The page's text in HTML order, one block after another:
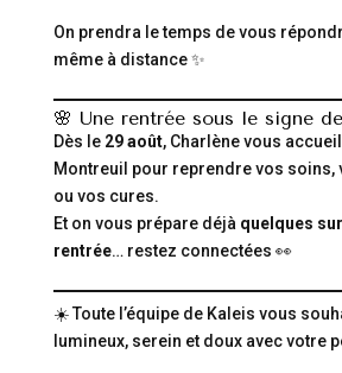
On prendra le temps de vous
même à distance ✨
🌸 Une rentrée sous le signe
Dès le 29 août, Charlène vous
Montreuil pour reprendre vos
ou vos cures.
Et on vous prépare déjà quelques
rentrée… restez connectées 👀
☀️ Toute l’équipe de Kaleis vous
lumineux, serein et doux avec votre